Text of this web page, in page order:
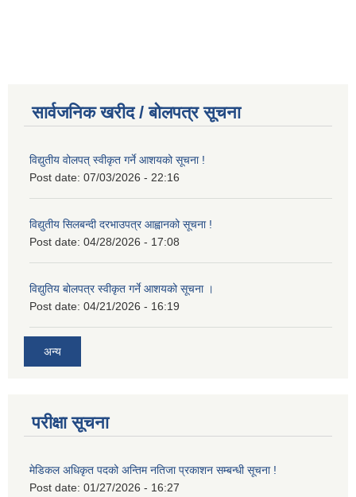
सार्वजनिक खरीद / बोलपत्र सूचना
विद्युतीय वोलपत् स्वीकृत गर्ने आशयको सूचना !
Post date: 07/03/2026 - 22:16
विद्युतीय सिलबन्दी दरभाउपत्र आह्वानको सूचना !
Post date: 04/28/2026 - 17:08
विद्युतिय बोलपत्र स्वीकृत गर्ने आशयको सूचना ।
Post date: 04/21/2026 - 16:19
अन्य
परीक्षा सूचना
मेडिकल अधिकृत पदको अन्तिम नतिजा प्रकाशन सम्बन्धी सूचना !
Post date: 01/27/2026 - 16:27